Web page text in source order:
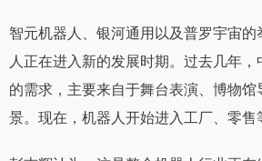
智元机器人、银河通用以及普罗宇宙
人正在进入新的发展时期。过去几年
的需求，主要来自于舞台表演、博物
景。现在，机器人开始进入工厂、零售